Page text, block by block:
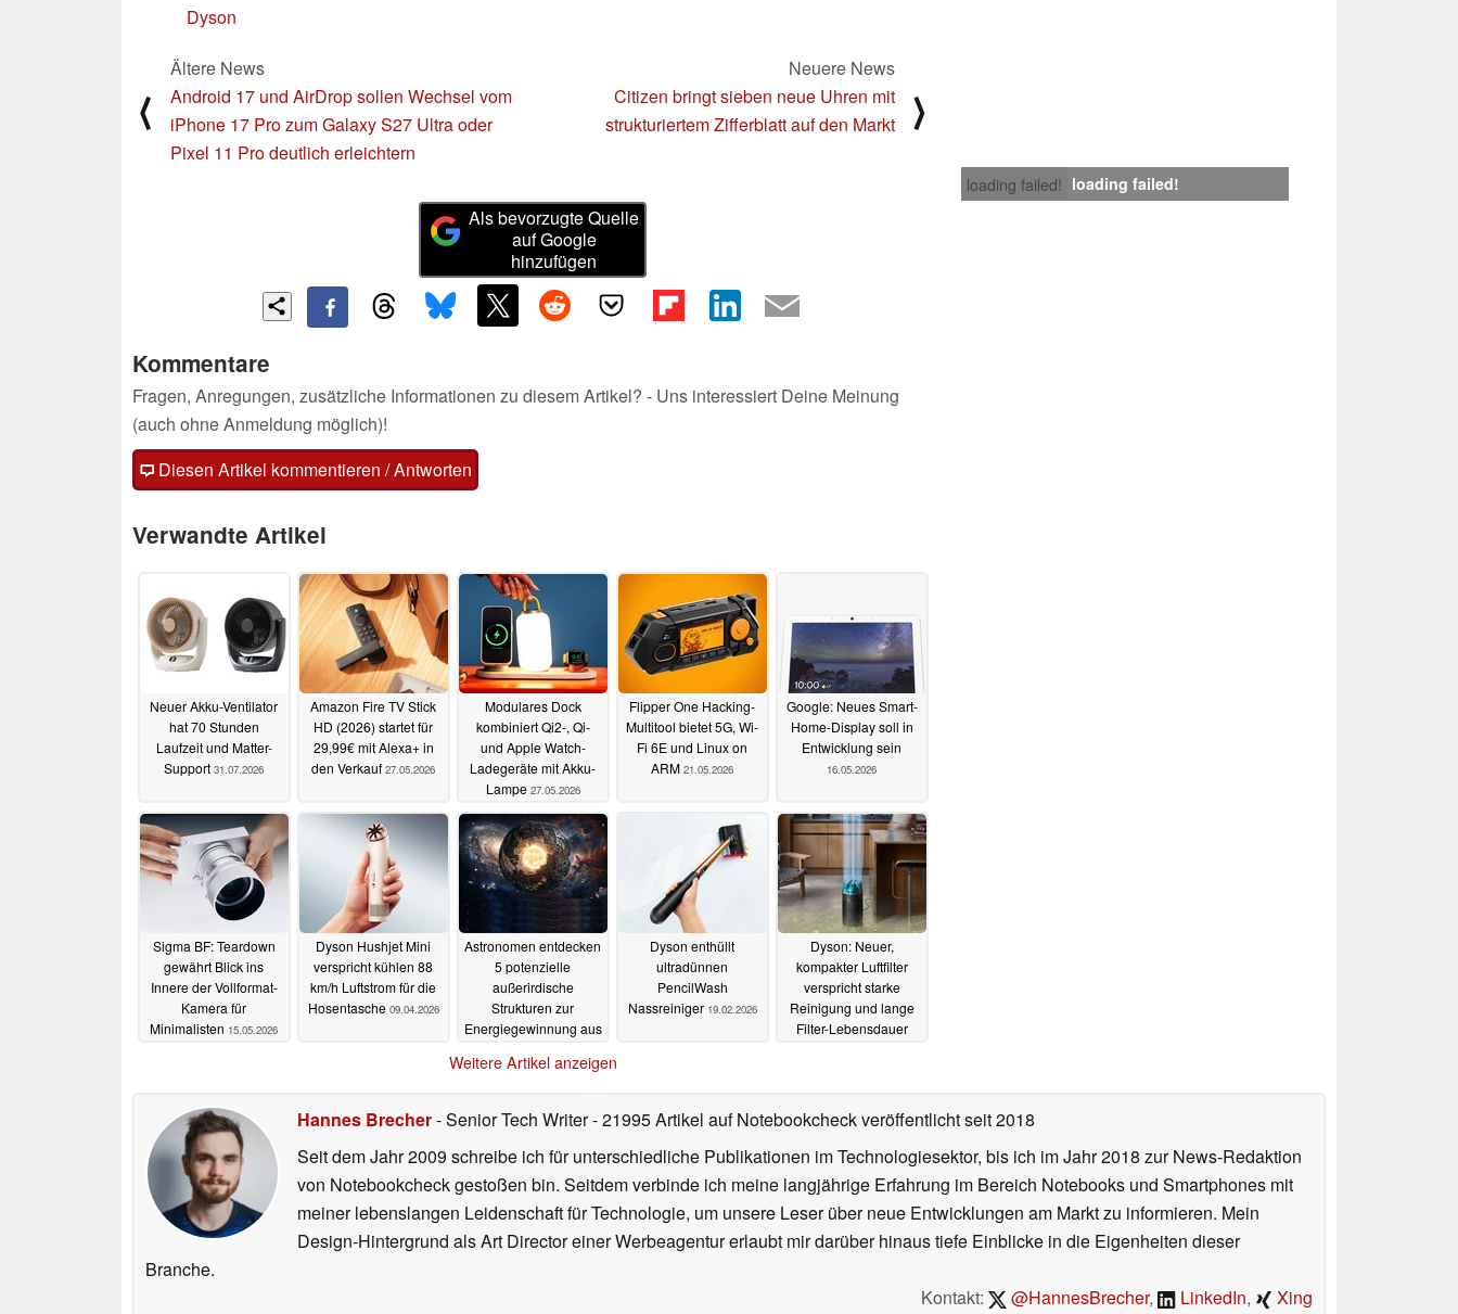
Dyson
⟨
Ältere News
Android 17 und AirDrop sollen Wechsel vom
iPhone 17 Pro zum Galaxy S27 Ultra oder
Pixel 11 Pro deutlich erleichtern
Neuere News
Citizen bringt sieben neue Uhren mit
strukturiertem Zifferblatt auf den Markt
⟩
loading failed! loading failed!
Als bevorzugte Quelle
auf Google
hinzufügen
Kommentare
Fragen, Anregungen, zusätzliche Informationen zu diesem Artikel? - Uns interessiert Deine Meinung
(auch ohne Anmeldung möglich)!
Diesen Artikel kommentieren / Antworten
Verwandte Artikel
Neuer Akku-Ventilator
hat 70 Stunden
Laufzeit und Matter-
Support 31.07.2026
Amazon Fire TV Stick
HD (2026) startet für
29,99€ mit Alexa+ in
den Verkauf 27.05.2026
Modulares Dock
kombiniert Qi2-, Qi-
und Apple Watch-
Ladegeräte mit Akku-
Lampe 27.05.2026
Flipper One Hacking-
Multitool bietet 5G, Wi-
Fi 6E und Linux on
ARM 21.05.2026
Google: Neues Smart-
Home-Display soll in
Entwicklung sein
16.05.2026
Sigma BF: Teardown
gewährt Blick ins
Innere der Vollformat-
Kamera für
Minimalisten 15.05.2026
Dyson Hushjet Mini
verspricht kühlen 88
km/h Luftstrom für die
Hosentasche 09.04.2026
Astronomen entdecken
5 potenzielle
außerirdische
Strukturen zur
Energiegewinnung aus
Dyson enthüllt
ultradünnen
PencilWash
Nassreiniger 19.02.2026
Dyson: Neuer,
kompakter Luftfilter
verspricht starke
Reinigung und lange
Filter-Lebensdauer
Weitere Artikel anzeigen
Hannes Brecher- Senior Tech Writer- 21995 Artikel auf Notebookcheck veröffentlichtseit 2018
Seit dem Jahr 2009 schreibe ich für unterschiedliche Publikationen im Technologiesektor, bis ich im Jahr 2018 zur News-Redaktion
von Notebookcheck gestoßen bin. Seitdem verbinde ich meine langjährige Erfahrung im Bereich Notebooks und Smartphones mit
meiner lebenslangen Leidenschaft für Technologie, um unsere Leser über neue Entwicklungen am Markt zu informieren. Mein
Design-Hintergrund als Art Director einer Werbeagentur erlaubt mir darüber hinaus tiefe Einblicke in die Eigenheiten dieser
Branche.
Kontakt:
@HannesBrecher, LinkedIn, Xing